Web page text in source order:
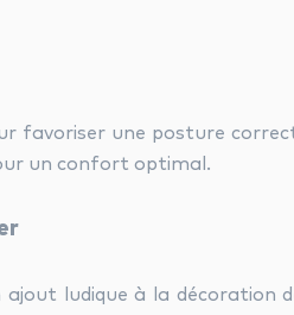
favoriser une posture
un confort optimal.
ludique à la décoration